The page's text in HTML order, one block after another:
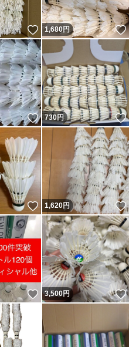
いいね！
1,680円
いいね！
730円
いいね！
1,620円
いいね！
3,500円